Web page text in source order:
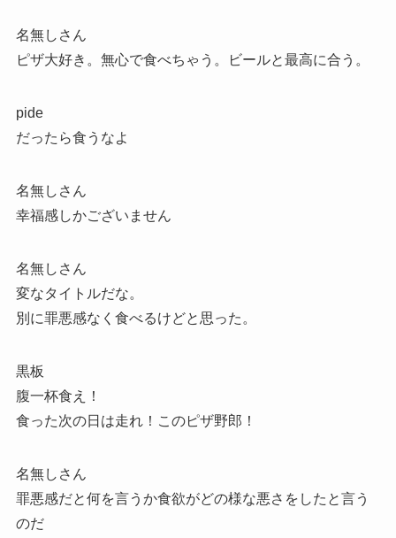
名無しさん
ピザ大好き。無心で食べちゃう。ビールと最高に合う。
pide
だったら食うなよ
名無しさん
幸福感しかございません
名無しさん
変なタイトルだな。
別に罪悪感なく食べるけどと思った。
黒板
腹一杯食え！
食った次の日は走れ！このピザ野郎！
名無しさん
罪悪感だと何を言うか食欲がどの様な悪さをしたと言う
のだ